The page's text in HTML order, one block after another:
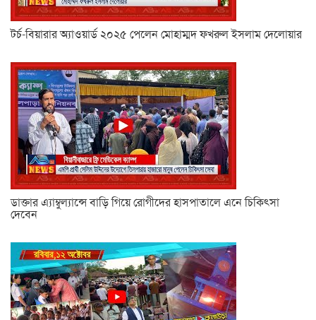
টর্চ-বিয়ারার অ্যাওয়ার্ড ২০২৫ পেলেন মোহাম্মদ ফখরুল ইসলাম দেলোয়ার
ডাক্তার এ্যাম্বুল্যান্সে বাড়ি গিয়ে রোগীদের হাসপাতালে এনে চিকিৎসা
দেবেন